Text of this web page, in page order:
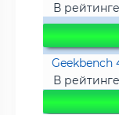
В
Geekbench
В